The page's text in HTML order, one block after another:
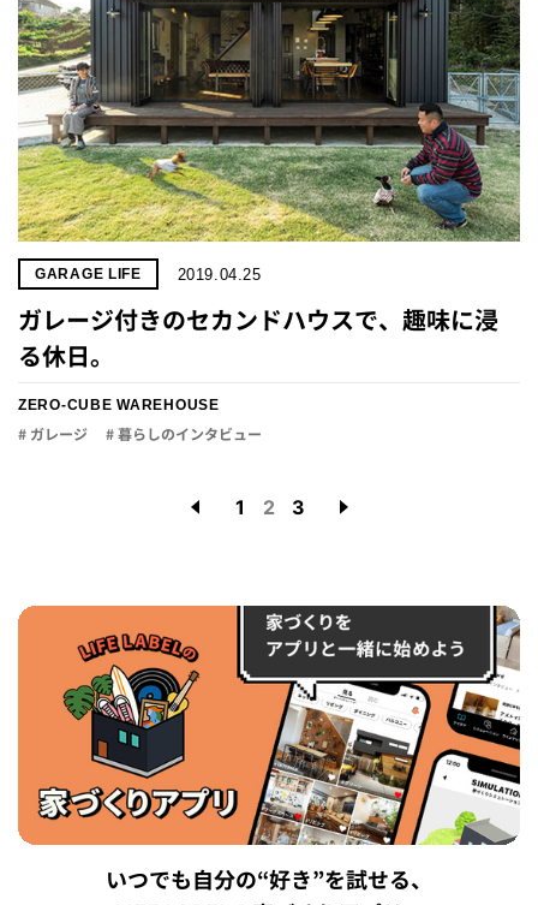
GARAGE LIFE 2019.04.25
ガレージ付きのセカンドハウスで、趣味に浸
る休日。
ZERO-CUBE WAREHOUSE
# ガレージ # 暮らしのインタビュー
1 2 3
いつでも自分の“好き”を試せる、